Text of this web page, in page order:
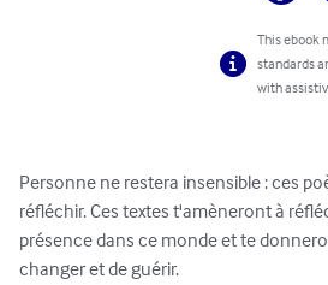
This ebook
standards
with
Personne ne restera insensible : ces
réfléchir. Ces textes t'amèneront à
présence dans ce monde et te
changer et de guérir.